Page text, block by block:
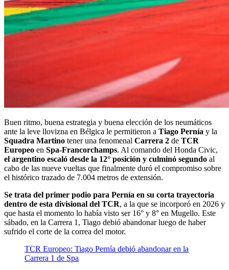
Buen ritmo, buena estrategia y buena elección de los neumáticos
ante la leve llovizna en Bélgica le permitieron a Tiago Pernía y la
Squadra Martino tener una fenomenal Carrera 2 de TCR
Europeo en Spa-Francorchamps. Al comando del Honda Civic,
el argentino escaló desde la 12° posición y culminó segundo al
cabo de las nueve vueltas que finalmente duró el compromiso sobre
el histórico trazado de 7.004 metros de extensión.
Se trata del primer podio para Pernía en su corta trayectoria
dentro de esta divisional del TCR, a la que se incorporó en 2026 y
que hasta el momento lo había visto ser 16° y 8° en Mugello. Este
sábado, en la Carrera 1, Tiago debió abandonar luego de haber
sufrido el corte de la correa del motor.
TCR Europeo: Tiago Pernía debió abandonar en la
Carrera 1 de Spa